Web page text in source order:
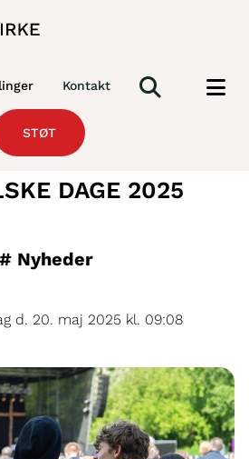
Kontakt
STØT
DAGE 2025
# Nyheder
d. 20. maj 2025 kl. 09:08